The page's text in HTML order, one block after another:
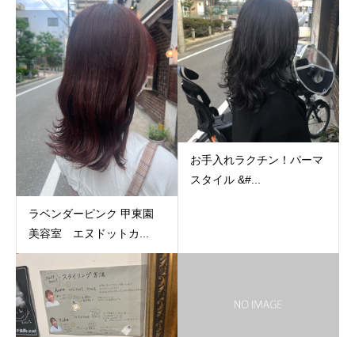
ラベンダーピンク 甲東園
美容室 エヌドットカ...
お手入れラクチン！パーマ
スタイル︎︎︎︎ &#...